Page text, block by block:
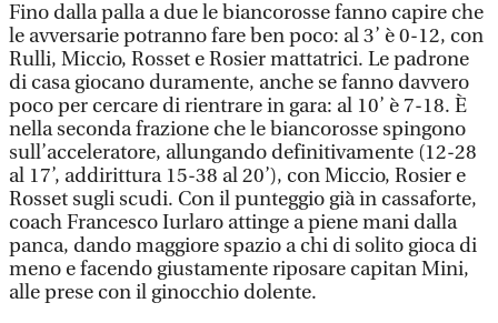
Fino dalla palla a due le biancorosse fanno capire che
le avversarie potranno fare ben poco: al 3’ è 0-12, con
Rulli, Miccio, Rosset e Rosier mattatrici. Le padrone
di casa giocano duramente, anche se fanno davvero
poco per cercare di rientrare in gara: al 10’ è 7-18. È
nella seconda frazione che le biancorosse spingono
sull’acceleratore, allungando definitivamente (12-28
al 17’, addirittura 15-38 al 20’), con Miccio, Rosier e
Rosset sugli scudi. Con il punteggio già in cassaforte,
coach Francesco Iurlaro attinge a piene mani dalla
panca, dando maggiore spazio a chi di solito gioca di
meno e facendo giustamente riposare capitan Mini,
alle prese con il ginocchio dolente.